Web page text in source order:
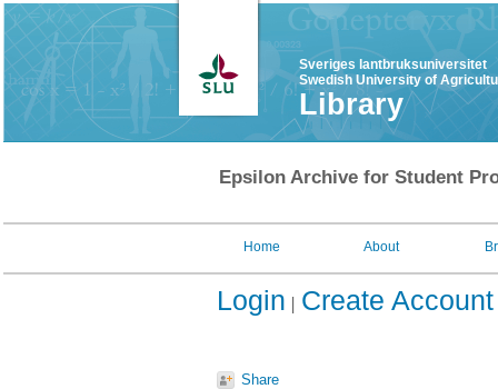
Sveriges lantbruksuniversitet
Swedish University of
Library
Epsilon Archive for Student
Home About
Login Create Account
Share